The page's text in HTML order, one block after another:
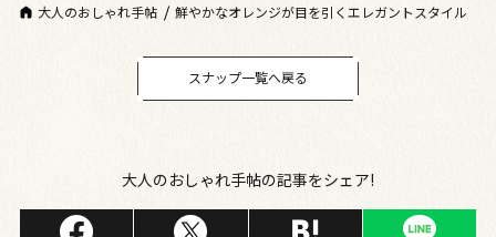
大人のおしゃれ手帖 鮮やかなオレンジが目を引くエレガントスタイル
スナップ一覧へ戻る
大人のおしゃれ手帖の記事をシェア!